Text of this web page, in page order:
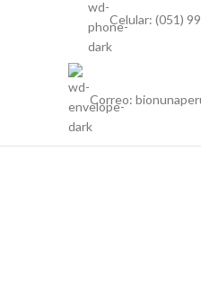
Celular: (051)
Correo: